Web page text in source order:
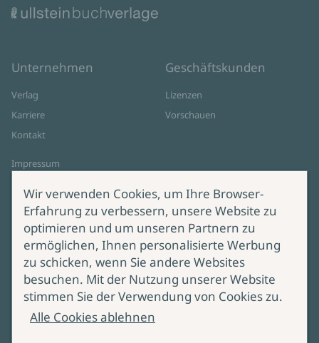
Unternehmen
Verlag
Karriere
Kontakt
Impressum
Cookie-Einstellungen
AGB Online Shop
Geschäftskunden
Lizenzen
Vorschauen
Service
Lieferung & Versand
Produktsicherheit
Bei Fragen zur Produktsicherheit
wenden Sie sich bitte an
Wir verwenden Cookies, um Ihre Browser-
Erfahrung zu verbessern, unsere Website zu
optimieren und um unseren Partnern zu
ermöglichen, Ihnen personalisierte Werbung
zu schicken, wenn Sie andere Websites
besuchen. Mit der Nutzung unserer Website
stimmen Sie der Verwendung von Cookies zu.
Alle Cookies ablehnen